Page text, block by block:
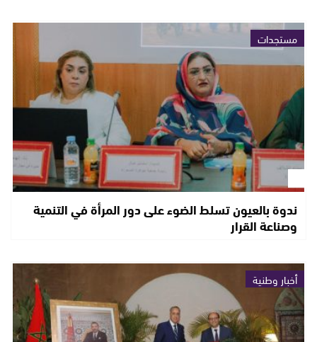
مستجدات
ندوة بالعيون تسلط الضوء على دور المرأة في التنمية
وصناعة القرار
أخبار وطنية